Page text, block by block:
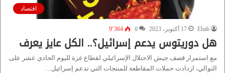
اقتصاد
Ehab 17 أكتوبر، 2023 0 9٬364
هل دوريتوس يدعم إسرائيل؟.. الكل عايز يعرف
مع استمرار قصف جيش الاحتلال الإسرائيلي لقطاع غزة لليوم الحادي عشر على
التوالي، ازدادت حملات المقاطعة للمنتجات التي تدعم إسرائيل…